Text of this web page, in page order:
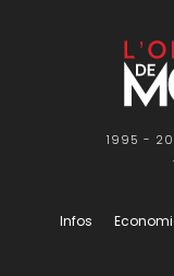
1995 -
Infos